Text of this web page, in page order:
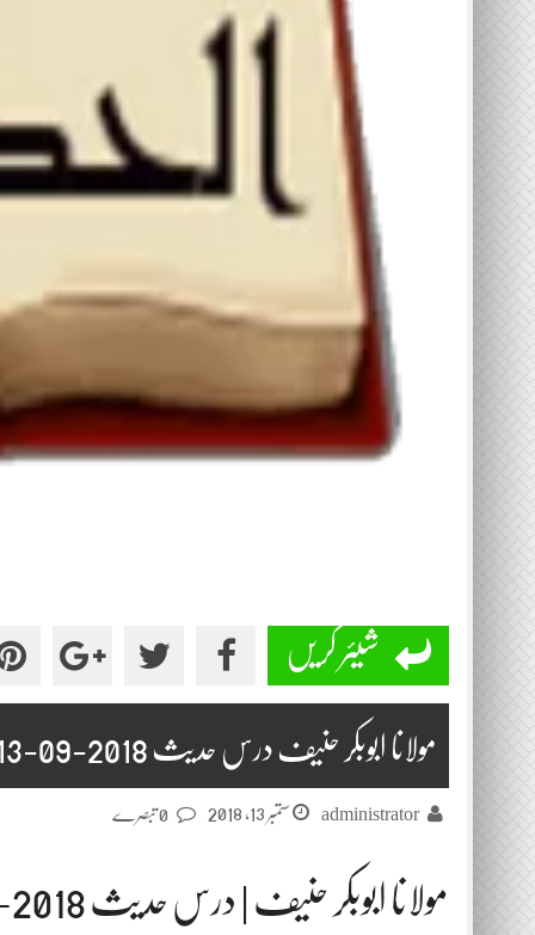
شیئر کریں
مولانا ابوبکر حنیف درس حدیث 2018-09-13
administrator ستمبر 13, 2018
مولانا ابوبکر حنیف | درس حدیث 2018-09-13